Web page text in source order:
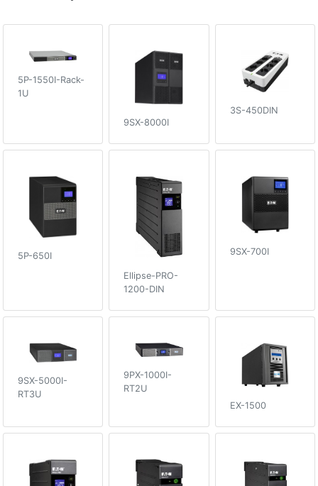
5P-1550I-Rack-
1U
9SX-8000I
3S-450DIN
5P-650I
Ellipse-PRO-
1200-DIN
9SX-700I
9SX-5000I-
RT3U
9PX-1000I-
RT2U
EX-1500